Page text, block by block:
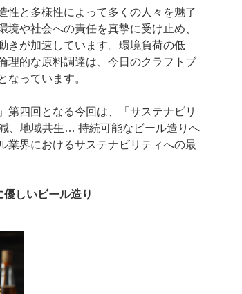
性と多様性によって多くの人々を魅了
境や社会への責任を真摯に受け止め、
きが加速しています。環境負荷の低
理的な原料調達は、今日のクラフトブ
なっています。
第四回となる今回は、「サステナビリ
、地域共生… 持続可能なビール造りへ
業界におけるサステナビリティへの最
しいビール造り